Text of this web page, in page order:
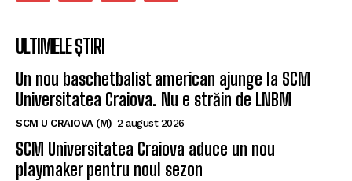
ULTIMELE ȘTIRI
Un nou baschetbalist american ajunge la SCM
Universitatea Craiova. Nu e străin de LNBM
SCM U CRAIOVA (M) 2 august 2026
SCM Universitatea Craiova aduce un nou
playmaker pentru noul sezon